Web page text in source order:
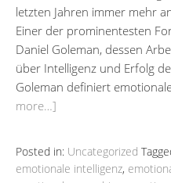
letzten Jahren immer mehr
Einer der prominentesten
Daniel Goleman, dessen
über Intelligenz und Erfolg
Goleman definiert
more…]
Posted in: Uncategorized
emotionale intelligenz,